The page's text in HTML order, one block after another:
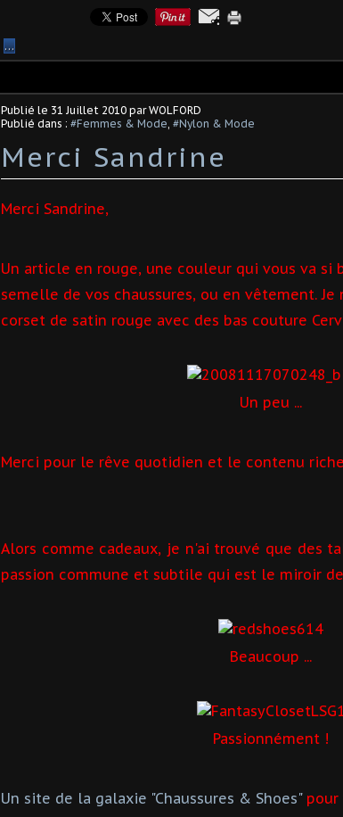
…
Publié le 31 Juillet 2010 par WOLFORD
Publié dans : #Femmes & Mode #Nylon & Mode
Merci Sandrine
Merci Sandrine,
Un article en rouge, une couleur qui vous va si
semelle de vos chaussures, ou en vêtement.
corset de satin rouge avec des bas couture
Un peu ...
Merci pour le rêve quotidien et le contenu
Alors comme cadeaux, je n'ai trouvé que des
passion commune et subtile qui est le miroir
Beaucoup ...
Passionnément !
Un site de la galaxie "Chaussures & Shoes"pour